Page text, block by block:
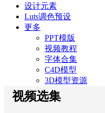
设计元素
Luts调色预设
更多
PPT模版
视频教程
字体合集
C4D模型
3D模型资源
视频选集